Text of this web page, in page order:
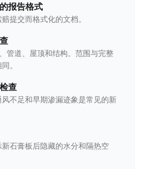
报告格式
提交而格式化的文档。
管道、屋顶和结构。范围与完整
。
查
不足和早期渗漏迹象是常见的新
石膏板后隐藏的水分和隔热空